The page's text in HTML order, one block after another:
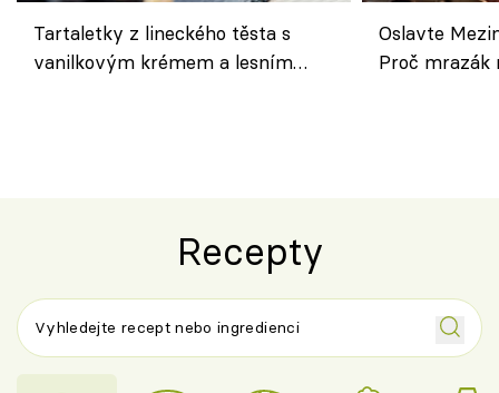
Tartaletky z lineckého těsta s
vanilkovým krémem a lesním
Oslavte
Proč
Recepty